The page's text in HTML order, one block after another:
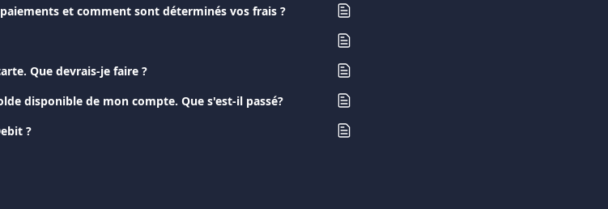
et comment sont déterminés vos frais ?
Que devrais-je faire ?
disponible de mon compte. Que s'est-il passé?
?